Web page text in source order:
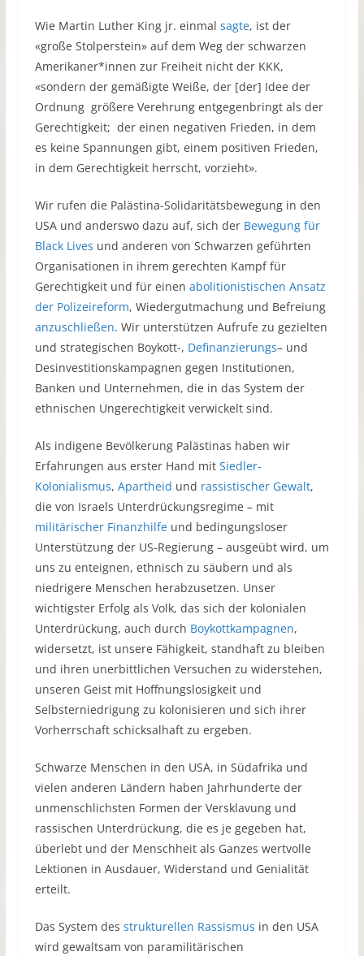
Wie Martin Luther King jr. einmal sagte, ist der
«große Stolperstein» auf dem Weg der schwarzen
Amerikaner*innen zur Freiheit nicht der KKK,
«sondern der gemäßigte Weiße, der [der] Idee der
Ordnung größere Verehrung entgegenbringt als der
Gerechtigkeit; der einen negativen Frieden, in dem
es keine Spannungen gibt, einem positiven Frieden,
in dem Gerechtigkeit herrscht, vorzieht».
Wir rufen die Palästina-Solidaritätsbewegung in den
USA und anderswo dazu auf, sich der Bewegung für
Black Lives und anderen von Schwarzen geführten
Organisationen in ihrem gerechten Kampf für
Gerechtigkeit und für einen abolitionistischen Ansatz
der Polizeireform, Wiedergutmachung und Befreiung
anzuschließen. Wir unterstützen Aufrufe zu gezielten
und strategischen Boykott-, Definanzierungs– und
Desinvestitionskampagnen gegen Institutionen,
Banken und Unternehmen, die in das System der
ethnischen Ungerechtigkeit verwickelt sind.
Als indigene Bevölkerung Palästinas haben wir
Erfahrungen aus erster Hand mit Siedler-
Kolonialismus, Apartheid und rassistischer Gewalt,
die von Israels Unterdrückungsregime – mit
militärischer Finanzhilfe und bedingungsloser
Unterstützung der US-Regierung – ausgeübt wird, um
uns zu enteignen, ethnisch zu säubern und als
niedrigere Menschen herabzusetzen. Unser
wichtigster Erfolg als Volk, das sich der kolonialen
Unterdrückung, auch durch Boykottkampagnen,
widersetzt, ist unsere Fähigkeit, standhaft zu bleiben
und ihren unerbittlichen Versuchen zu widerstehen,
unseren Geist mit Hoffnungslosigkeit und
Selbsterniedrigung zu kolonisieren und sich ihrer
Vorherrschaft schicksalhaft zu ergeben.
Schwarze Menschen in den USA, in Südafrika und
vielen anderen Ländern haben Jahrhunderte der
unmenschlichsten Formen der Versklavung und
rassischen Unterdrückung, die es je gegeben hat,
überlebt und der Menschheit als Ganzes wertvolle
Lektionen in Ausdauer, Widerstand und Genialität
erteilt.
Das System des strukturellen Rassismus in den USA
wird gewaltsam von paramilitärischen